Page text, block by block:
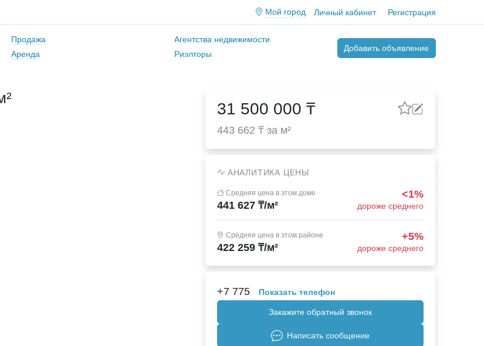
Мой город Личный кабинет Регистрация
Продажа
Аренда
Агентства недвижимости
Риэлторы
Добавить объявление
31 500 000 ₸
443 662 ₸ за м²
АНАЛИТИКА ЦЕНЫ
Средняя цена в этом доме
441 627 ₸/м²
<1%
дороже среднего
Средняя цена в этом районе
422 259 ₸/м²
+5%
дороже среднего
+7 775 Показать телефон
Закажите обратный звонок
Написать сообщение